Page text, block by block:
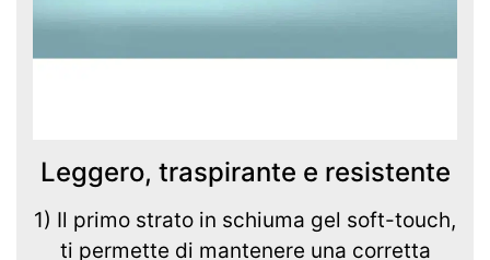
Leggero, traspirante e resistente
1) Il primo strato in schiuma gel soft-touch,
ti permette di mantenere una corretta